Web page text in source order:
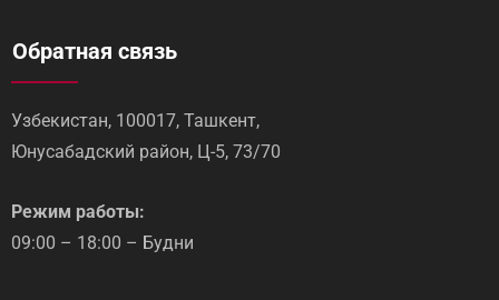
Обратная связь
Узбекистан, 100017, Ташкент,
Юнусабадский район, Ц-5, 73/70
Режим работы:
09:00 – 18:00 – Будни